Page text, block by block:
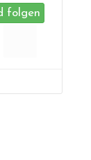
folgen